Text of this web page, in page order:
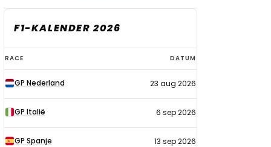
F1-KALENDER 2026
F1-
kalender
2026
RACE DATUM
GP Nederland 23 aug 2026
GP Italië 6 sep 2026
GP Spanje 13 sep 2026